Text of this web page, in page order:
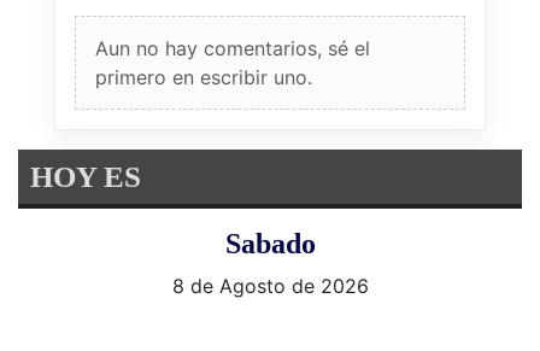
Aun no hay comentarios, sé el
primero en escribir uno.
HOY ES
Sabado
8 de Agosto de 2026